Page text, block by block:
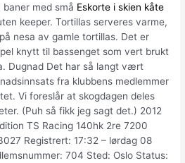
baner med små Eskorte i skien kåte
keeper. Tortillas serveres varme,
nesa av gamle tortillas. Det er
knytt til bassenget som vert brukt
Dugnad Det har så langt vært
fra klubbens medlemmer
Vi foreslår at skogdagen deles
(Puh så fikk jeg sagt det.) 2012
TS Racing 140hk 2re 7200
Registrert: 17:32 – lørdag 08
704 Sted: Oslo Status: